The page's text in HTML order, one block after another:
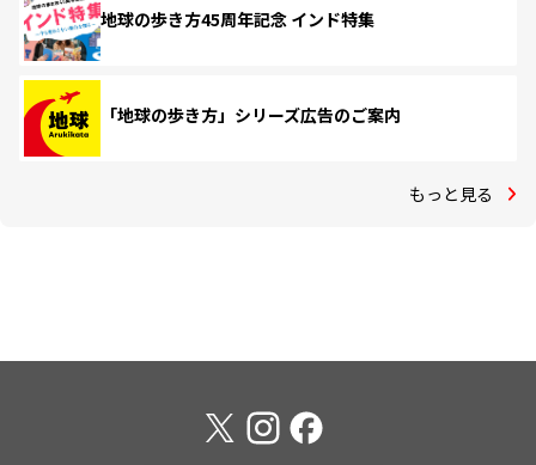
地球の歩き方45周年記念 インド特集
「地球の歩き方」シリーズ広告のご案内
もっと見る